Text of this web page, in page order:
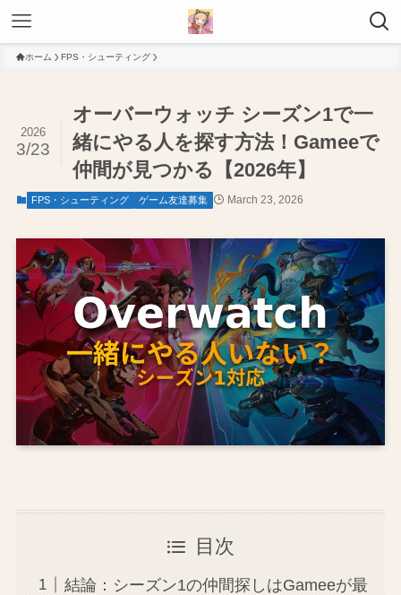
ホーム FPS・シューティング
オーバーウォッチ シーズン1で一
緒にやる人を探す方法！Gameeで
仲間が見つかる【2026年】
2026
3/23
FPS・シューティング ゲーム友達募集 March 23, 2026
目次
結論：シーズン1の仲間探しはGameeが最